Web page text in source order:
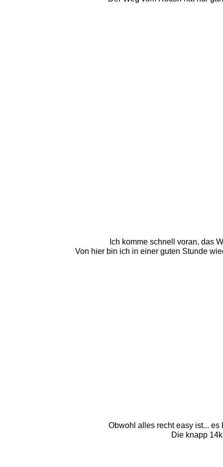
Ich komme schnell voran, das
Von hier bin ich in einer guten Stunde
Obwohl alles recht easy ist...
Die knapp